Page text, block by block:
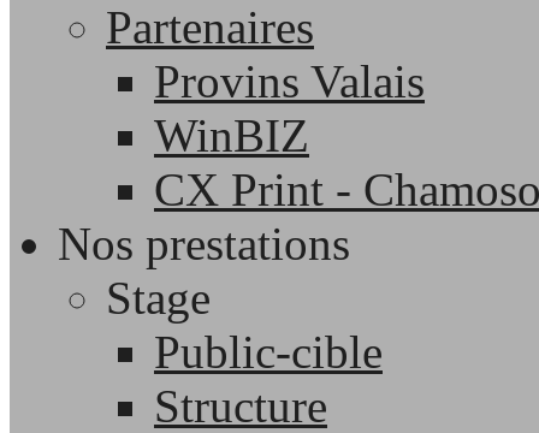
Partenaires
Provins Valais
WinBIZ
CX Print -
Nos prestations
Stage
Public-cible
Structure